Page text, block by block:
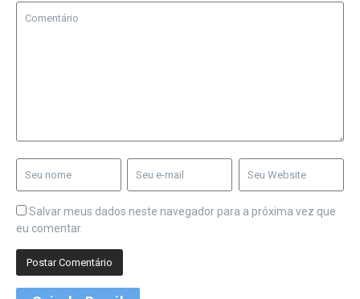
Salvar meus dados neste navegador para a próxima vez que
eu comentar.